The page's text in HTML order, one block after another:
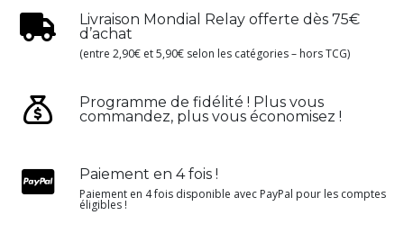
Livraison Mondial Relay offerte dès 75€
d’achat
(entre 2,90€ et 5,90€ selon les catégories – hors TCG)
Programme de fidélité ! Plus vous
commandez, plus vous économisez !
Paiement en 4 fois !
Paiement en 4 fois disponible avec PayPal pour les comptes
éligibles !